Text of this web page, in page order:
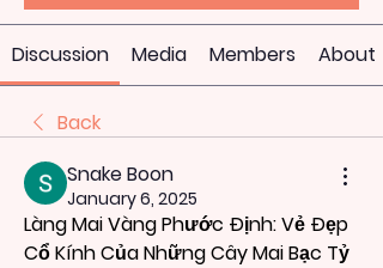
Discussion Media Members About
Back
Snake Boon
January 6, 2025
Làng Mai Vàng Phước Định: Vẻ Đẹp
Cổ Kính Của Những Cây Mai Bạc Tỷ